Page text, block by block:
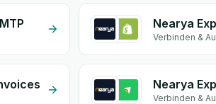
Nearya
Verbinden &
Nearya
Verbinden &